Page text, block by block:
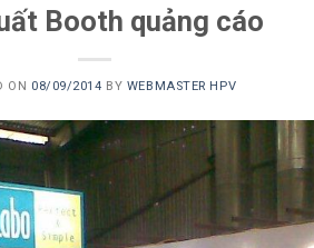
Booth quảng cáo
ON 08/09/2014 BY WEBMASTER HPV